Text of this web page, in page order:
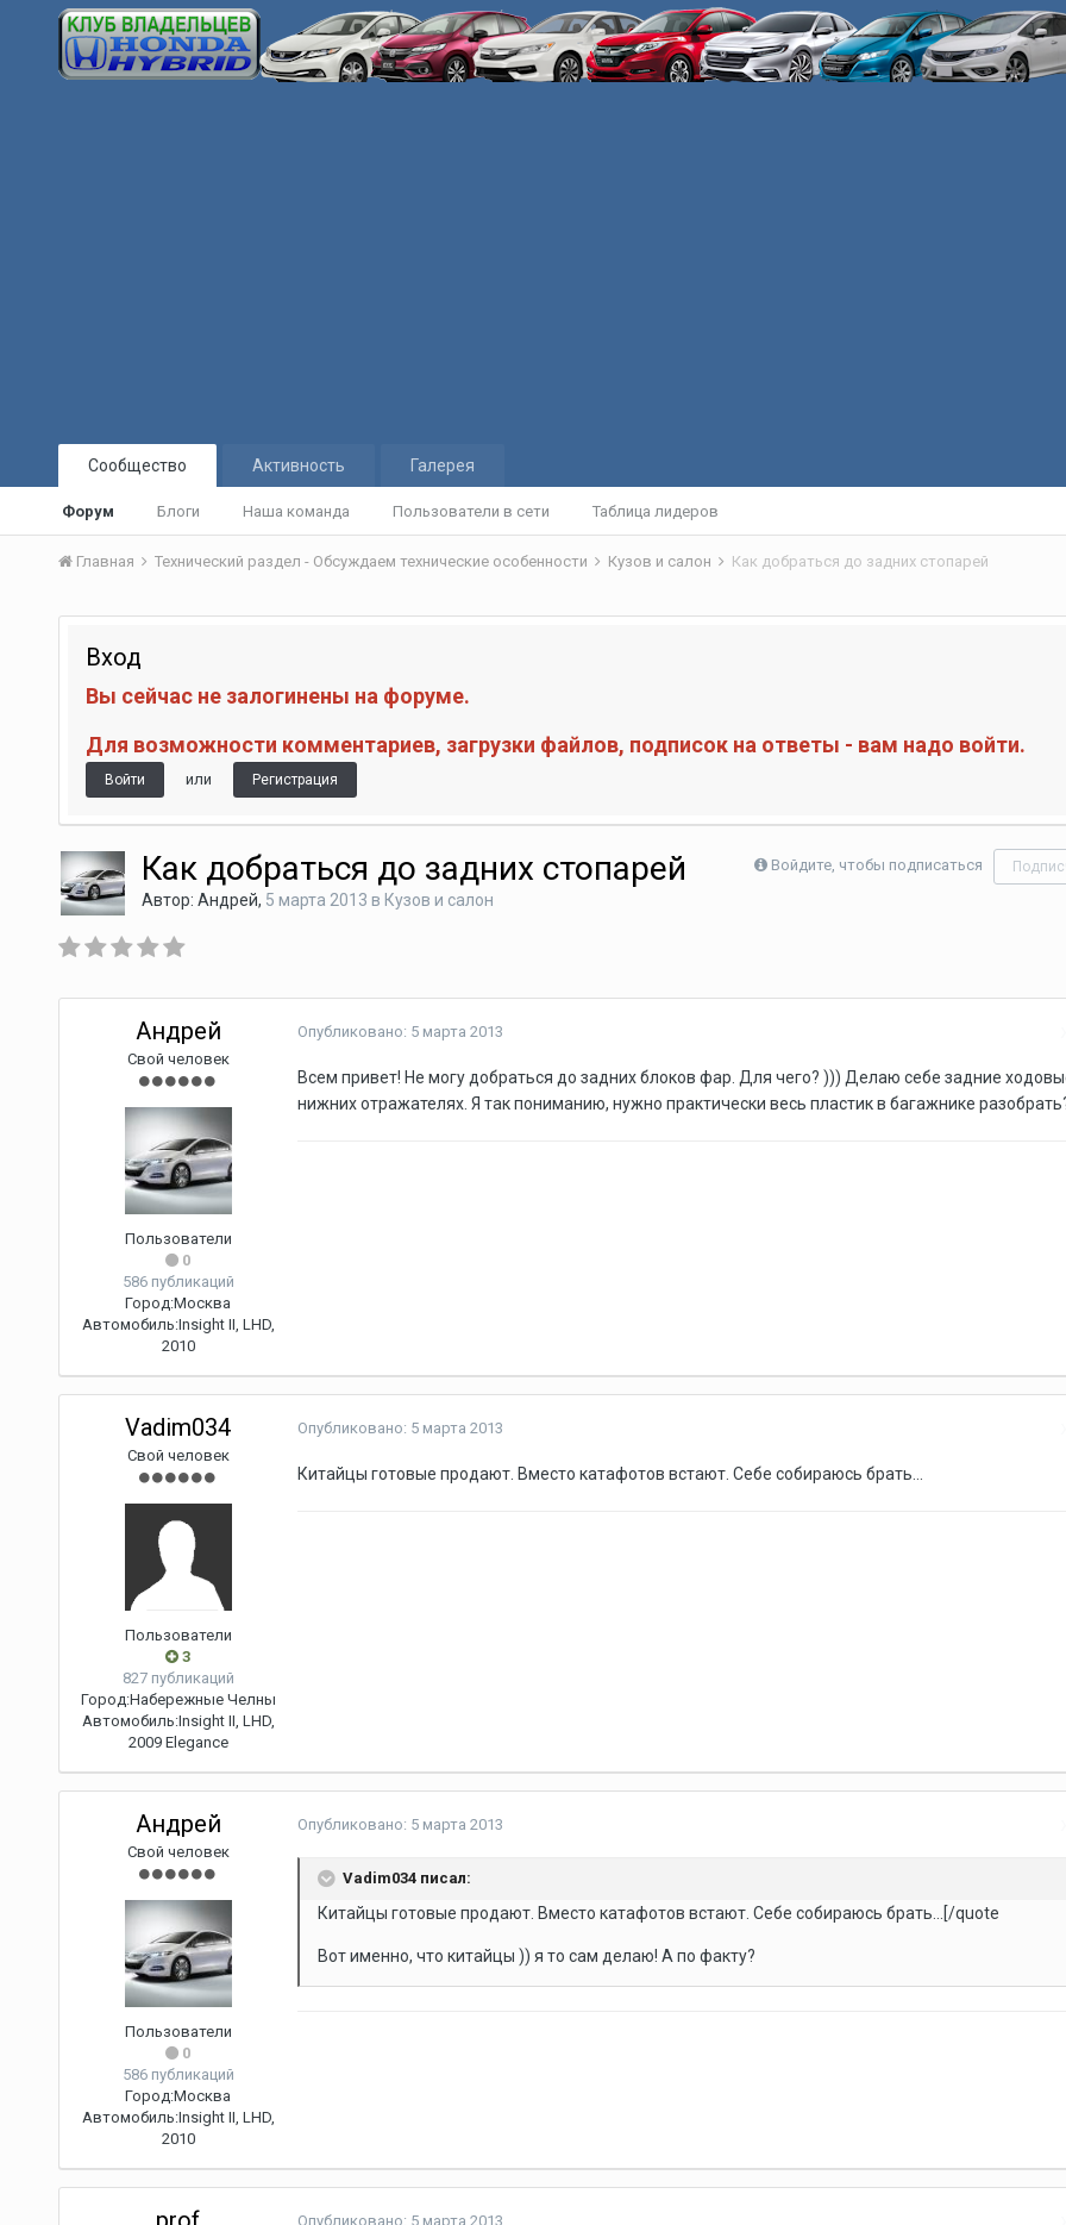
Сообщество
Форум Блоги Наша команда Пользователи в сети Таблица лидеров
Активность Галерея
Главная Технический раздел - Обсуждаем технические особенности Кузов и салон Как добраться до задних стопарей
Вход
Вы сейчас не залогинены на форуме.
Для возможности комментариев, загрузки файлов, подписок на ответы - вам надо войти.
Войти или Регистрация
Войдите, чтобы подписаться
Как добраться до задних стопарей
Автор: Андрей, 5 марта 2013 в Кузов и салон
Андрей
Свой человек
Пользователи
0
586 публикаций
Город:Москва
Автомобиль:Insight II, LHD,
2010
Опубликовано: 5 марта 2013
Всем привет! Не могу добраться до задних блоков фар. Для чего? ))) Делаю себе задние
нижних отражателях. Я так пониманию, нужно практически весь пластик в багажнике
Vadim034
Свой человек
Пользователи
3
827 публикаций
Город:Набережные Челны
Автомобиль:Insight II, LHD,
2009 Elegance
Опубликовано: 5 марта 2013
Китайцы готовые продают. Вместо катафотов встают. Себе собираюсь брать...
Андрей
Свой человек
Пользователи
0
586 публикаций
Город:Москва
Автомобиль:Insight II, LHD,
2010
Опубликовано: 5 марта 2013
Vadim034 писал:
Китайцы готовые продают. Вместо катафотов встают. Себе собираюсь брать...[/quote
Вот именно, что китайцы )) я то сам делаю! А по факту?
Опубликовано: 5 марта 2013